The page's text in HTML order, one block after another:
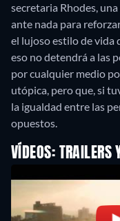
secretaria Rhodes,
ante nada para
el lujoso estilo de vida
eso no detendrá a las
por cualquier medio
utópica, pero que, si
la igualdad entre las
opuestos.
VÍDEOS: TRAILERS